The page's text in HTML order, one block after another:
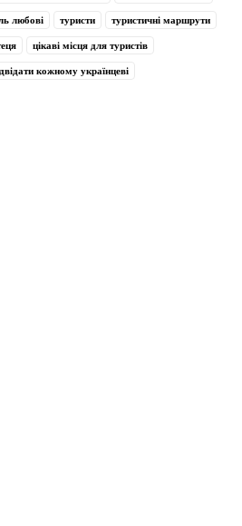
любові туристи туристичні маршрути
цікаві місця для туристів
кожному українцеві